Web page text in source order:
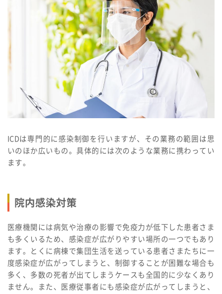
ICDは専門的に感染制御を行いますが、その業務の範囲は思
いのほか広いもの。具体的には次のような業務に携わってい
ます。
院内感染対策
医療機関には病気や治療の影響で免疫力が低下した患者さま
も多くいるため、感染症が広がりやすい場所の一つでもあり
ます。とくに病棟で集団生活を送っている患者さまたちに一
度感染症が広がってしまうと、制御することが困難な場合も
多く、多数の死者が出てしまうケースも全国的に少なくあり
ません。また、医療従事者にも感染症が広がってしまうと、